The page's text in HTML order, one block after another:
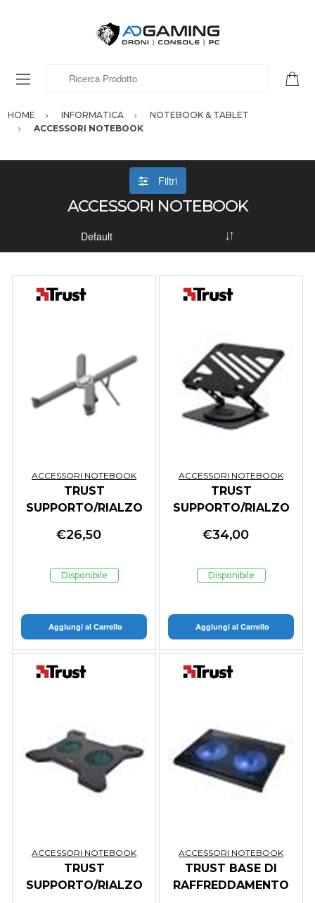
HOME INFORMATICA
NOTEBOOK & TABLET
ACCESSORI NOTEBOOK
Filtri
ACCESSORI NOTEBOOK
ACCESSORI NOTEBOOK
TRUST
SUPPORTO/RIALZO
PIEGHEVOLE IN
GRIGIO
€26,50
Disponibile
Aggiungi al Carrello
ACCESSORI NOTEBOOK
TRUST
SUPPORTO/RIALZO
METALLO - ZEFF -
€34,00
Disponibile
Aggiungi al Carrello
ACCESSORI NOTEBOOK
TRUST
SUPPORTO/RIALZO
ACCESSORI NOTEBOOK
TRUST BASE DI
RAFFREDDAMENTO